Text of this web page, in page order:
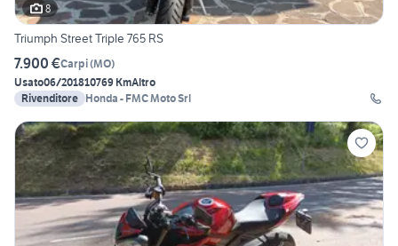
8
Triumph Street Triple 765 RS
7.900 €Carpi(MO)
Usato06/201810769 KmAltro
Rivenditore Honda - FMC Moto Srl